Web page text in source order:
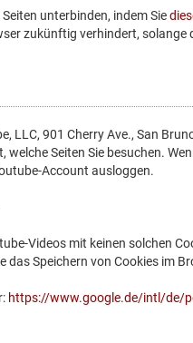
unterbinden, indem Sie
zukünftig verhindert, solange
901 Cherry Ave., San
Seiten Sie besuchen.
Account ausloggen.
Videos mit keinen solchen
Speichern von Cookies im
https://www.google.de/intl/de/